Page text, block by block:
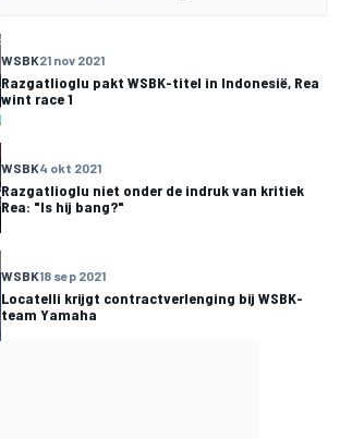
WSBK21 nov 2021
Razgatlioglu pakt WSBK-titel in Indonesië, Rea
wint race 1
WSBK4 okt 2021
Razgatlioglu niet onder de indruk van kritiek
Rea: "Is hij bang?"
WSBK18 sep 2021
Locatelli krijgt contractverlenging bij WSBK-
team Yamaha